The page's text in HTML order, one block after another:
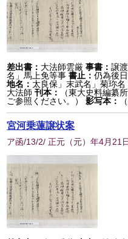
差出書： 大法師雲厳 事書：譲
名」馬上免等事書止：仍為後
地名： 太良保」末武名」菊珎名
大法師刊本：
（東大史料編纂
ご参照ください。）
影写本：
宮河乗蓮譲状案
ア函/13/2/ 正元（元）年4月21